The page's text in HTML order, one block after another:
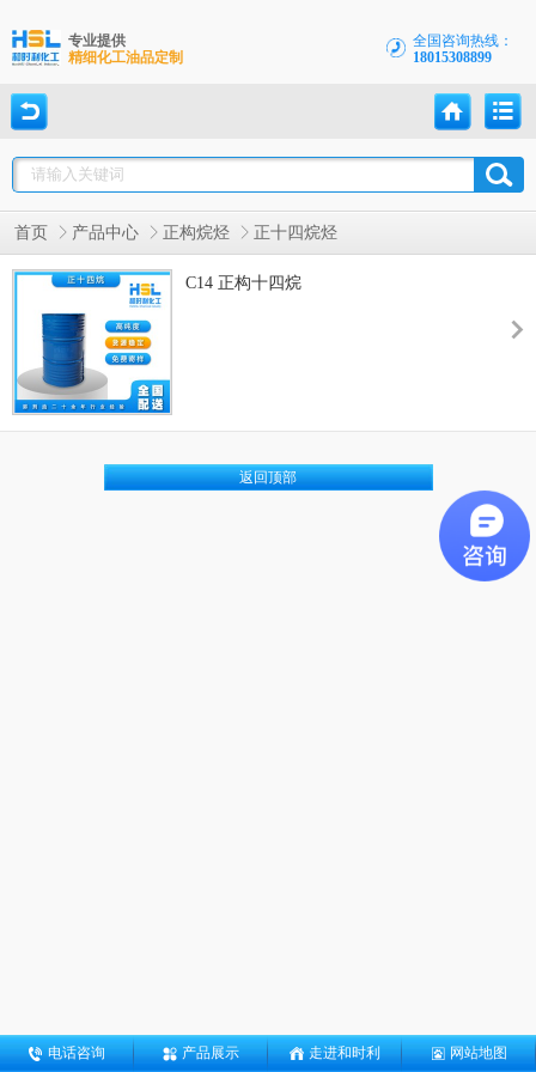
全国咨询热线：
18015308899
专业提供
精细化工油品定制
首页 产品中心 正构烷烃 正十四烷烃
C14 正构十四烷
返回顶部
电话咨询 产品展示 走进和时利 网站地图